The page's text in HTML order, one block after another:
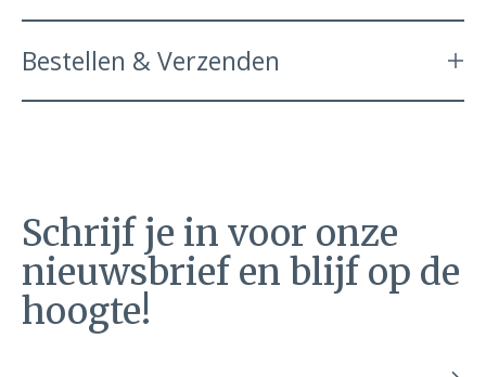
Bestellen & Verzenden
Schrijf je in voor onze
nieuwsbrief en blijf op de
hoogte!